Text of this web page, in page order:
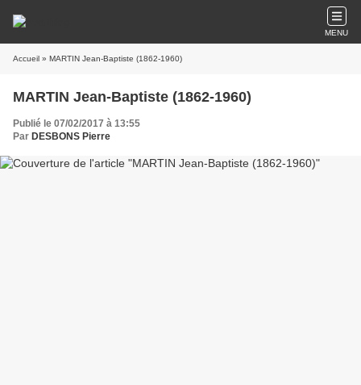
MENU
Accueil » MARTIN Jean-Baptiste (1862-1960)
MARTIN Jean-Baptiste (1862-1960)
Publié le 07/02/2017 à 13:55
Par DESBONS Pierre